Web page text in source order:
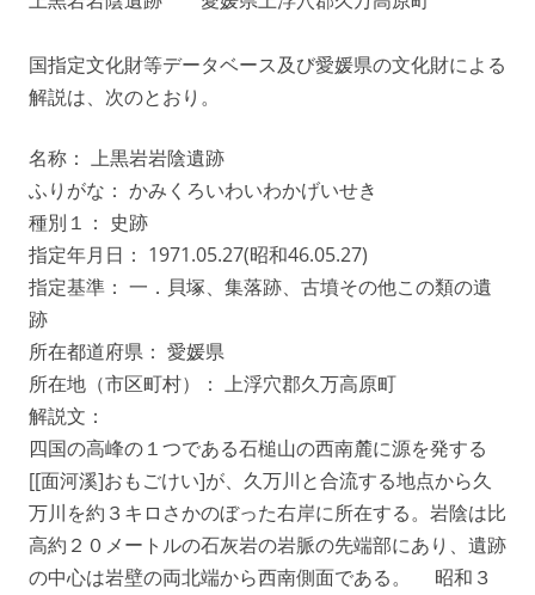
国指定文化財等データベース及び愛媛県の文化財による
解説は、次のとおり。
名称： 上黒岩岩陰遺跡
ふりがな： かみくろいわいわかげいせき
種別１： 史跡
指定年月日： 1971.05.27(昭和46.05.27)
指定基準： 一．貝塚、集落跡、古墳その他この類の遺
跡
所在都道府県： 愛媛県
所在地（市区町村）： 上浮穴郡久万高原町
解説文：
四国の高峰の１つである石槌山の西南麓に源を発する
[[面河溪]おもごけい]が、久万川と合流する地点から久
万川を約３キロさかのぼった右岸に所在する。岩陰は比
高約２０メートルの石灰岩の岩脈の先端部にあり、遺跡
の中心は岩壁の両北端から西南側面である。 昭和３